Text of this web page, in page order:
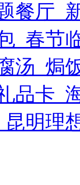
餐厅_
_春节
汤_焗
品卡_
昆明理